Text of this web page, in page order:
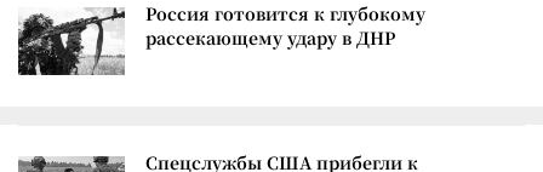
Россия готовится к глубокому
рассекающему удару в ДНР
Спецслужбы США прибегли к